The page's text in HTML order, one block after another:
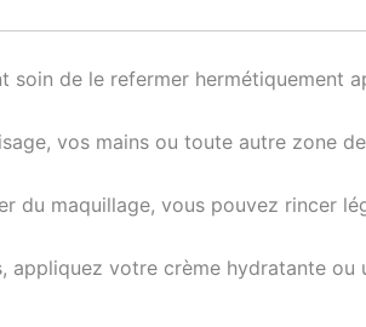
soin de le refermer hermétiquement
vos mains ou toute autre zone
du maquillage, vous pouvez rincer
appliquez votre crème hydratante